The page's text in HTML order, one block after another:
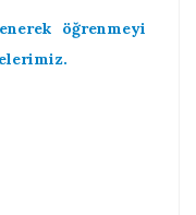
öğrenmeyi